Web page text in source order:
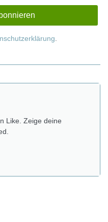
.
Like. Zeige deine